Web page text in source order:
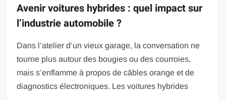
Avenir voitures hybrides : quel impact sur
l’industrie automobile ?
Dans l’atelier d’un vieux garage, la conversation ne
tourne plus autour des bougies ou des courroies,
mais s’enflamme à propos de câbles orange et de
diagnostics électroniques. Les voitures hybrides